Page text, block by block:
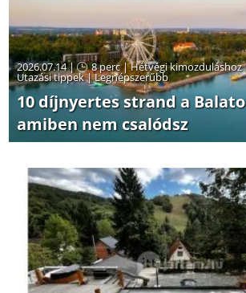
2026.07.14 | 8 perc|Hétvégi kimozduláshoz
Utazási tippek|Legnépszerűbb
10 díjnyertes strand a
amiben nem csalódsz